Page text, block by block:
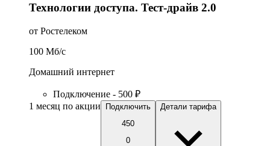
Технологии доступа. Тест-драйв 2.0
от Ростелеком
100 Мб/c
Домашний интернет
Подключение - 500 ₽
1 месяц по акции
Подключить
450
0
Детали тарифа